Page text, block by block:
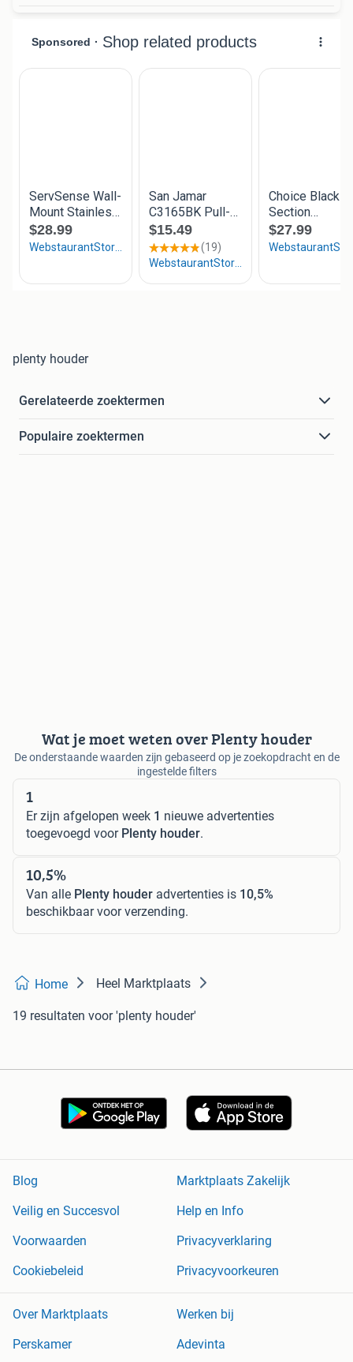
plenty houder
Gerelateerde zoektermen
Populaire zoektermen
Wat je moet weten over Plenty houder
De onderstaande waarden zijn gebaseerd op je zoekopdracht en de
ingestelde filters
1
Er zijn afgelopen week 1 nieuwe advertenties
toegevoegd voor Plenty houder.
10,5%
Van alle Plenty houder advertenties is 10,5%
beschikbaar voor verzending.
Home Heel Marktplaats
19 resultaten voor 'plenty houder'
Blog
Marktplaats Zakelijk
Veilig en Succesvol
Help en Info
Voorwaarden
Privacyverklaring
Cookiebeleid
Privacyvoorkeuren
Over Marktplaats
Werken bij
Perskamer
Adevinta